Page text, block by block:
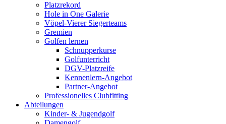
Platzrekord
Hole in One Galerie
Vöpel-Vierer Siegerteams
Gremien
Golfen lernen
Schnupperkurse
Golfunterricht
DGV-Platzreife
Kennenlern-Angebot
Partner-Angebot
Professionelles Clubfitting
Abteilungen
Kinder- & Jugendgolf